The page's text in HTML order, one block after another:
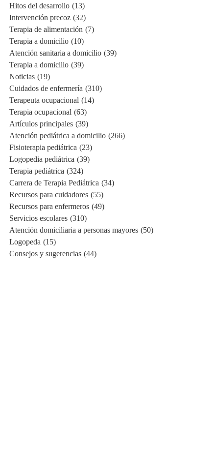
Hitos del desarrollo (13)
Intervención precoz (32)
Terapia de alimentación (7)
Terapia a domicilio (10)
Atención sanitaria a domicilio (39)
Terapia a domicilio (39)
Noticias (19)
Cuidados de enfermería (310)
Terapeuta ocupacional (14)
Terapia ocupacional (63)
Artículos principales (39)
Atención pediátrica a domicilio (266)
Fisioterapia pediátrica (23)
Logopedia pediátrica (39)
Terapia pediátrica (324)
Carrera de Terapia Pediátrica (34)
Recursos para cuidadores (55)
Recursos para enfermeros (49)
Servicios escolares (310)
Atención domiciliaria a personas mayores (50)
Logopeda (15)
Consejos y sugerencias (44)